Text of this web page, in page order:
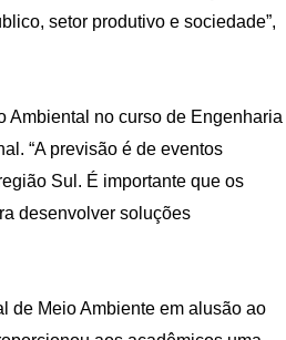
setor produtivo e sociedade”,
Ambiental no curso de Engenharia
“A previsão é de eventos
Sul. É importante que os
desenvolver soluções
de Meio Ambiente em alusão ao